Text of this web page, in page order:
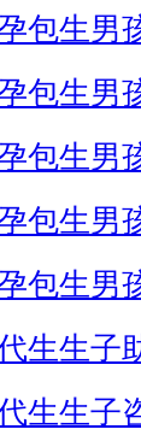
包生男
包生男
包生男
包生男
包生男
生生子
生生子